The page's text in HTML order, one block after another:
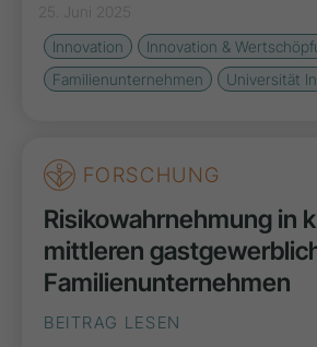
25. Juni 2025
Innovation
Innovation &
Familienunternehmen
Universität
FORSCHUNG
Risikowahrnehmung in
mittleren
Familienunternehmen
BEITRAG LESEN